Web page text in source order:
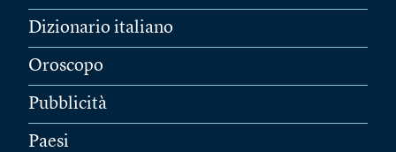
Dizionario italiano
Oroscopo
Pubblicità
Paesi